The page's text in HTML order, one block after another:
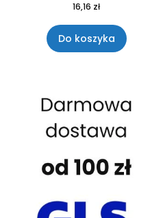
16,16 zł
Do koszyka